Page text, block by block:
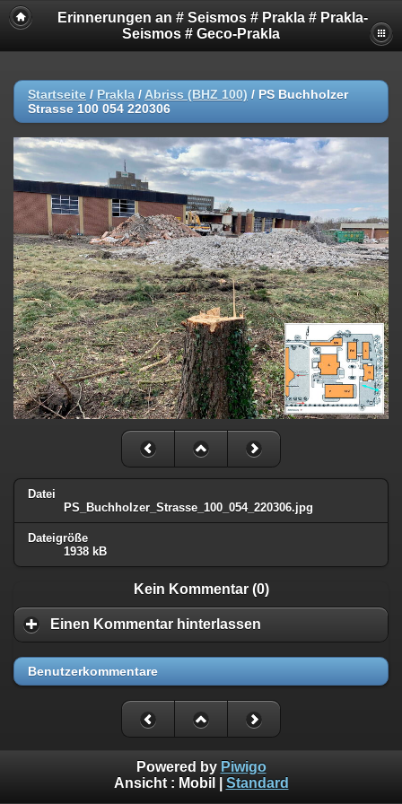
Erinnerungen an # Seismos # Prakla # Prakla-
Seismos # Geco-Prakla
Startseite / Prakla / Abriss (BHZ 100) / PS Buchholzer
Strasse 100 054 220306
Datei
PS_Buchholzer_Strasse_100_054_220306.jpg
Dateigröße
1938 kB
Kein Kommentar (0)
Einen Kommentar hinterlassen
Benutzerkommentare
Powered by Piwigo
Ansicht : Mobil Standard